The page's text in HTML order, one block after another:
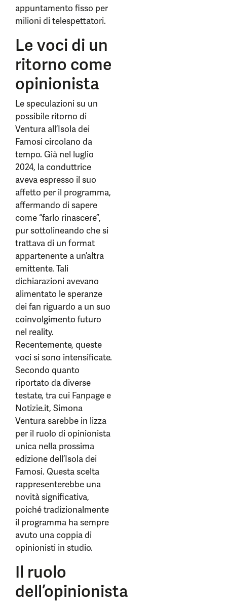
appuntamento fisso per
milioni di telespettatori.
Le voci di un
ritorno come
opinionista
Le speculazioni su un
possibile ritorno di
Ventura all’Isola dei
Famosi circolano da
tempo. Già nel luglio
2024, la conduttrice
aveva espresso il suo
affetto per il programma,
affermando di sapere
come “farlo rinascere”,
pur sottolineando che si
trattava di un format
appartenente a un’altra
emittente. Tali
dichiarazioni avevano
alimentato le speranze
dei fan riguardo a un suo
coinvolgimento futuro
nel reality.
Recentemente, queste
voci si sono intensificate.
Secondo quanto
riportato da diverse
testate, tra cui Fanpage e
Notizie.it, Simona
Ventura sarebbe in lizza
per il ruolo di opinionista
unica nella prossima
edizione dell’Isola dei
Famosi. Questa scelta
rappresenterebbe una
novità significativa,
poiché tradizionalmente
il programma ha sempre
avuto una coppia di
opinionisti in studio.
Il ruolo
dell’opinionista